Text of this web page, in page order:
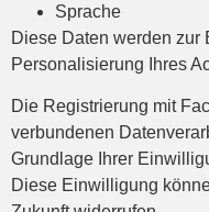
Sprache
Diese Daten werden zur
Personalisierung Ihres
Die Registrierung mit
verbundenen
Grundlage Ihrer
Diese Einwilligung